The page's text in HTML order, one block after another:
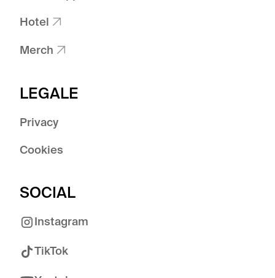
Hotel 
Merch 
LEGALE
Privacy
Cookies
SOCIAL
Instagram
TikTok